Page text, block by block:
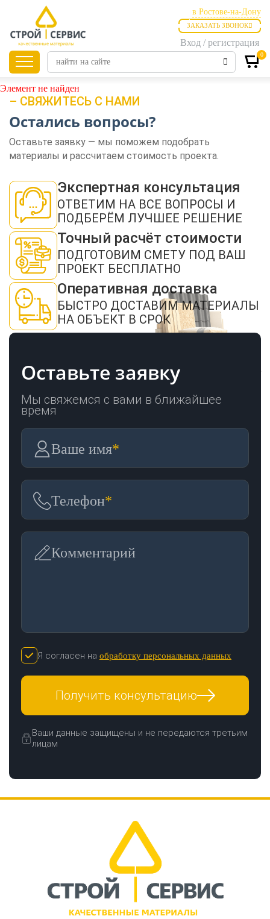
в Ростове-на-Дону
в Ростове-на-Дону
в Таганроге
ЗАКАЗАТЬ ЗВОНОК
Вход / регистрация
Листовые
Материалы для
отделки
Пиломатериалы
Декор
Изоляция
Инструменты
Продукция из
дерева
Строительство
0
Главная Продукция
Элемент не найден
– СВЯЖИТЕСЬ С НАМИ
Остались вопросы?
Оставьте заявку — мы поможем подобрать
материалы и рассчитаем стоимость проекта.
Экспертная консультация
ОТВЕТИМ НА ВСЕ ВОПРОСЫ И
ПОДБЕРЁМ ЛУЧШЕЕ РЕШЕНИЕ
Точный расчёт стоимости
ПОДГОТОВИМ СМЕТУ ПОД ВАШ
ПРОЕКТ БЕСПЛАТНО
Оперативная доставка
БЫСТРО ДОСТАВИМ МАТЕРИАЛЫ
НА ОБЪЕКТ В СРОК
Оставьте заявку
Мы свяжемся с вами в ближайшее
время
Ваше имя*
Телефон*
Комментарий
Я согласен на обработку персональных данных
Получить консультацию
Ваши данные защищены и не передаются третьим
лицам
ЗАКАЗАТЬ ЗВОНОК